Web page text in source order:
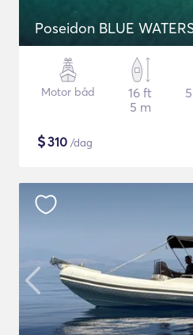
Poseidon BLUE
Motor båd
16 ft
5 m
$310 /dag